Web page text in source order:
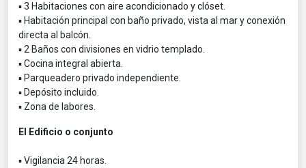
▪ 3 Habitaciones con aire acondicionado y clóset.
▪ Habitación principal con baño privado, vista al mar y conexión
directa al balcón.
▪ 2 Baños con divisiones en vidrio templado.
▪ Cocina integral abierta.
▪ Parqueadero privado independiente.
▪ Depósito incluido.
▪ Zona de labores.
El Edificio o conjunto
▪ Vigilancia 24 horas.